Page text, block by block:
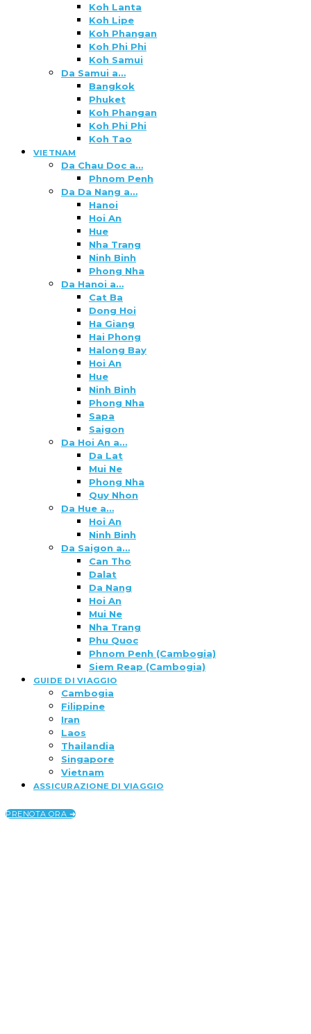
Koh Lanta
Koh Lipe
Koh Phangan
Koh Phi Phi
Koh Samui
Da Samui a…
Bangkok
Phuket
Koh Phangan
Koh Phi Phi
Koh Tao
VIETNAM
Da Chau Doc a…
Phnom Penh
Da Da Nang a…
Hanoi
Hoi An
Hue
Nha Trang
Ninh Binh
Phong Nha
Da Hanoi a…
Cat Ba
Dong Hoi
Ha Giang
Hai Phong
Halong Bay
Hoi An
Hue
Ninh Binh
Phong Nha
Sapa
Saigon
Da Hoi An a…
Da Lat
Mui Ne
Phong Nha
Quy Nhon
Da Hue a…
Hoi An
Ninh Binh
Da Saigon a…
Can Tho
Dalat
Da Nang
Hoi An
Mui Ne
Nha Trang
Phu Quoc
Phnom Penh (Cambogia)
Siem Reap (Cambogia)
GUIDE DI VIAGGIO
Cambogia
Filippine
Iran
Laos
Thailandia
Singapore
Vietnam
ASSICURAZIONE DI VIAGGIO
PRENOTA ORA ➜